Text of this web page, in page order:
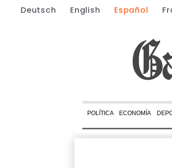
Deutsch English Español
POLÍTICA ECONOMÍA